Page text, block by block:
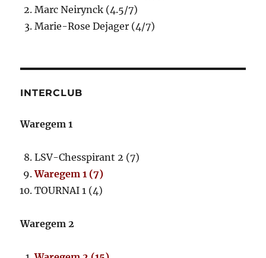
Marc Neirynck (4.5/7)
Marie-Rose Dejager (4/7)
INTERCLUB
Waregem 1
LSV-Chesspirant 2 (7)
Waregem 1 (7)
TOURNAI 1 (4)
Waregem 2